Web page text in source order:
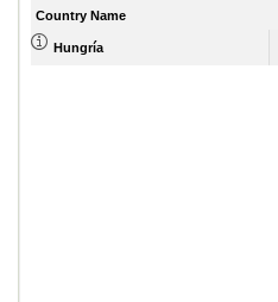
Country Name
Hungría